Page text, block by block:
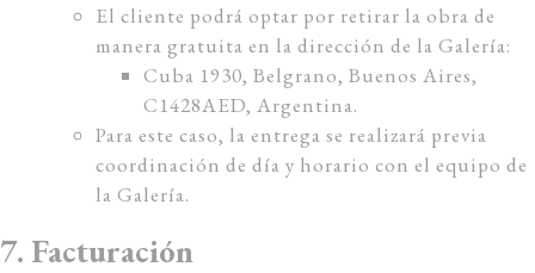
El cliente podrá optar por retirar la obra de
manera gratuita en la dirección de la Galería:
Cuba 1930, Belgrano, Buenos Aires,
C1428AED, Argentina.
Para este caso, la entrega se realizará previa
coordinación de día y horario con el equipo de
la Galería.
7. Facturación